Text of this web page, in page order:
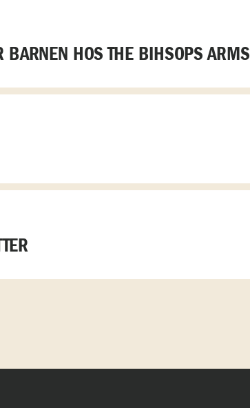
BARNEN HOS THE BIHSOPS ARMS